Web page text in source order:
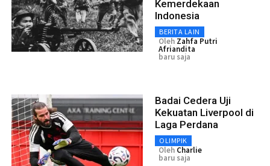
Kemerdekaan
Indonesia
BERITA LAIN
Oleh Zahfa Putri
Afriandita
baru saja
Badai Cedera Uji
Kekuatan Liverpool di
Laga Perdana
OLIMPIK
Oleh Charlie
baru saja